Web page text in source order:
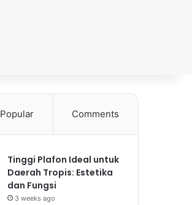
Popular Comments
Tinggi Plafon Ideal untuk
Daerah Tropis: Estetika
dan Fungsi
3 weeks ago